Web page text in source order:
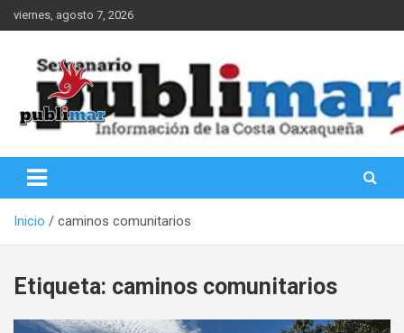
Saltar
al
viernes, agosto 7, 2026
PubliMar
Inicio caminos comunitarios
Etiqueta: caminos comunitarios